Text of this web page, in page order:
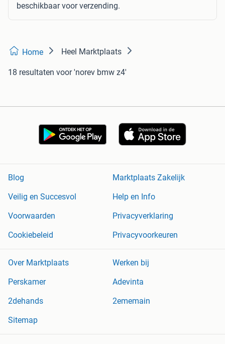
beschikbaar voor verzending.
Home Heel Marktplaats
18 resultaten voor 'norev bmw z4'
Blog
Marktplaats Zakelijk
Veilig en Succesvol
Help en Info
Voorwaarden
Privacyverklaring
Cookiebeleid
Privacyvoorkeuren
Over Marktplaats
Werken bij
Perskamer
Adevinta
2dehands
2ememain
Sitemap